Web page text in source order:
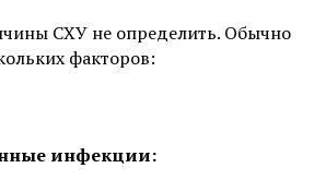
СХУ не определить. Обычно
факторов:
инфекции: